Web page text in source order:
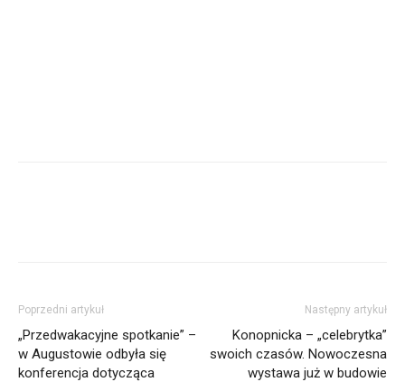
Poprzedni artykuł
„Przedwakacyjne spotkanie” –
w Augustowie odbyła się
konferencja dotycząca
Następny artykuł
Konopnicka – „celebrytka”
swoich czasów. Nowoczesna
wystawa już w budowie